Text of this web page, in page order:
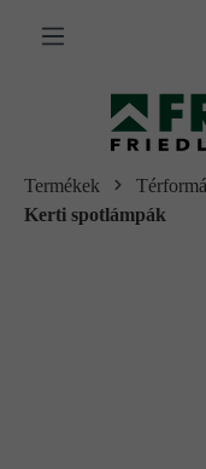
tartalomra
Termékek
Kerti spotlámpák